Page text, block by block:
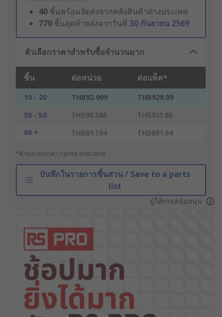
40 ชิ้นพร้อมจัดส่งจากคลังสินค้าต่างประเทศ
770 ชิ้นสุดท้ายส่งจากวันที่ 30 กันยายน 2569
ตัวเลือกราคาสำหรับซื้อจำนวนมาก
ชิ้น ต่อหน่วย ต่อแพ็ค*
10 - 20 THB92.909
THB929.09
30 - 50
THB90.586
THB905.86
60 +
THB89.194 THB891.94
*ตัวบ่งบอกราคา / price indicative
บันทึกในรายการชิ้นส่วน / Save to a parts
list
ผู้ให้การสนับสนุน